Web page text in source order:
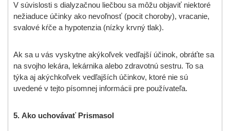
V súvislosti s dialyzačnou liečbou sa môžu objaviť niektoré
nežiaduce účinky ako nevoľnosť (pocit choroby), vracanie,
svalové kŕče a hypotenzia (nízky krvný tlak).
Ak sa u vás vyskytne akýkoľvek vedľajší účinok, obráťte sa
na svojho lekára, lekárnika alebo zdravotnú sestru. To sa
týka aj akýchkoľvek vedľajších účinkov, ktoré nie sú
uvedené v tejto písomnej informácii pre používateľa.
5. Ako uchovávať Prismasol